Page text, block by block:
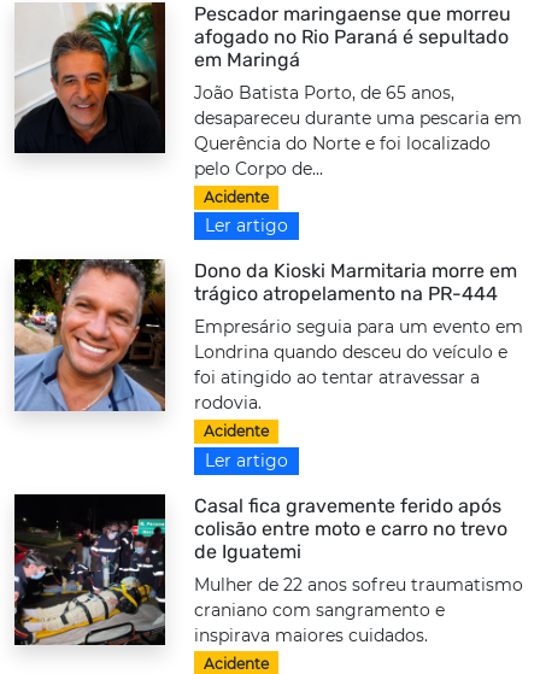
Pescador maringaense que morreu
afogado no Rio Paraná é sepultado
em Maringá
João Batista Porto, de 65 anos,
desapareceu durante uma pescaria em
Querência do Norte e foi localizado
pelo Corpo de...
Acidente
Ler artigo
Dono da Kioski Marmitaria morre em
trágico atropelamento na PR-444
Empresário seguia para um evento em
Londrina quando desceu do veículo e
foi atingido ao tentar atravessar a
rodovia.
Acidente
Ler artigo
Casal fica gravemente ferido após
colisão entre moto e carro no trevo
de Iguatemi
Mulher de 22 anos sofreu traumatismo
craniano com sangramento e
inspirava maiores cuidados.
Acidente